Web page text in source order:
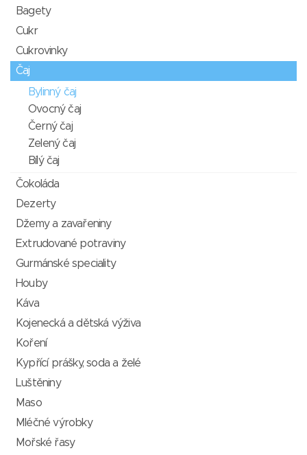
Bagety
Cukr
Cukrovinky
Čaj
Bylinný čaj
Ovocný čaj
Černý čaj
Zelený čaj
Bílý čaj
Čokoláda
Dezerty
Džemy a zavařeniny
Extrudované potraviny
Gurmánské speciality
Houby
Káva
Kojenecká a dětská výživa
Koření
Kypřící prášky, soda a želé
Luštěniny
Maso
Mléčné výrobky
Mořské řasy